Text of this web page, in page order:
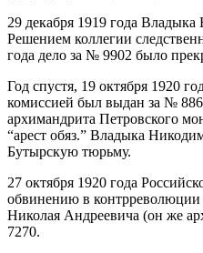
29 декабря 1919 года
Решением коллегии
года дело за № 9902 было
Год спустя, 19 октября 1920
комиссией был выдан за №
архимандрита Петровского
“арест обяз.” Владыка
Бутырскую тюрьму.
27 октября 1920 года
обвинению в
Николая Андреевича (он же
7270.